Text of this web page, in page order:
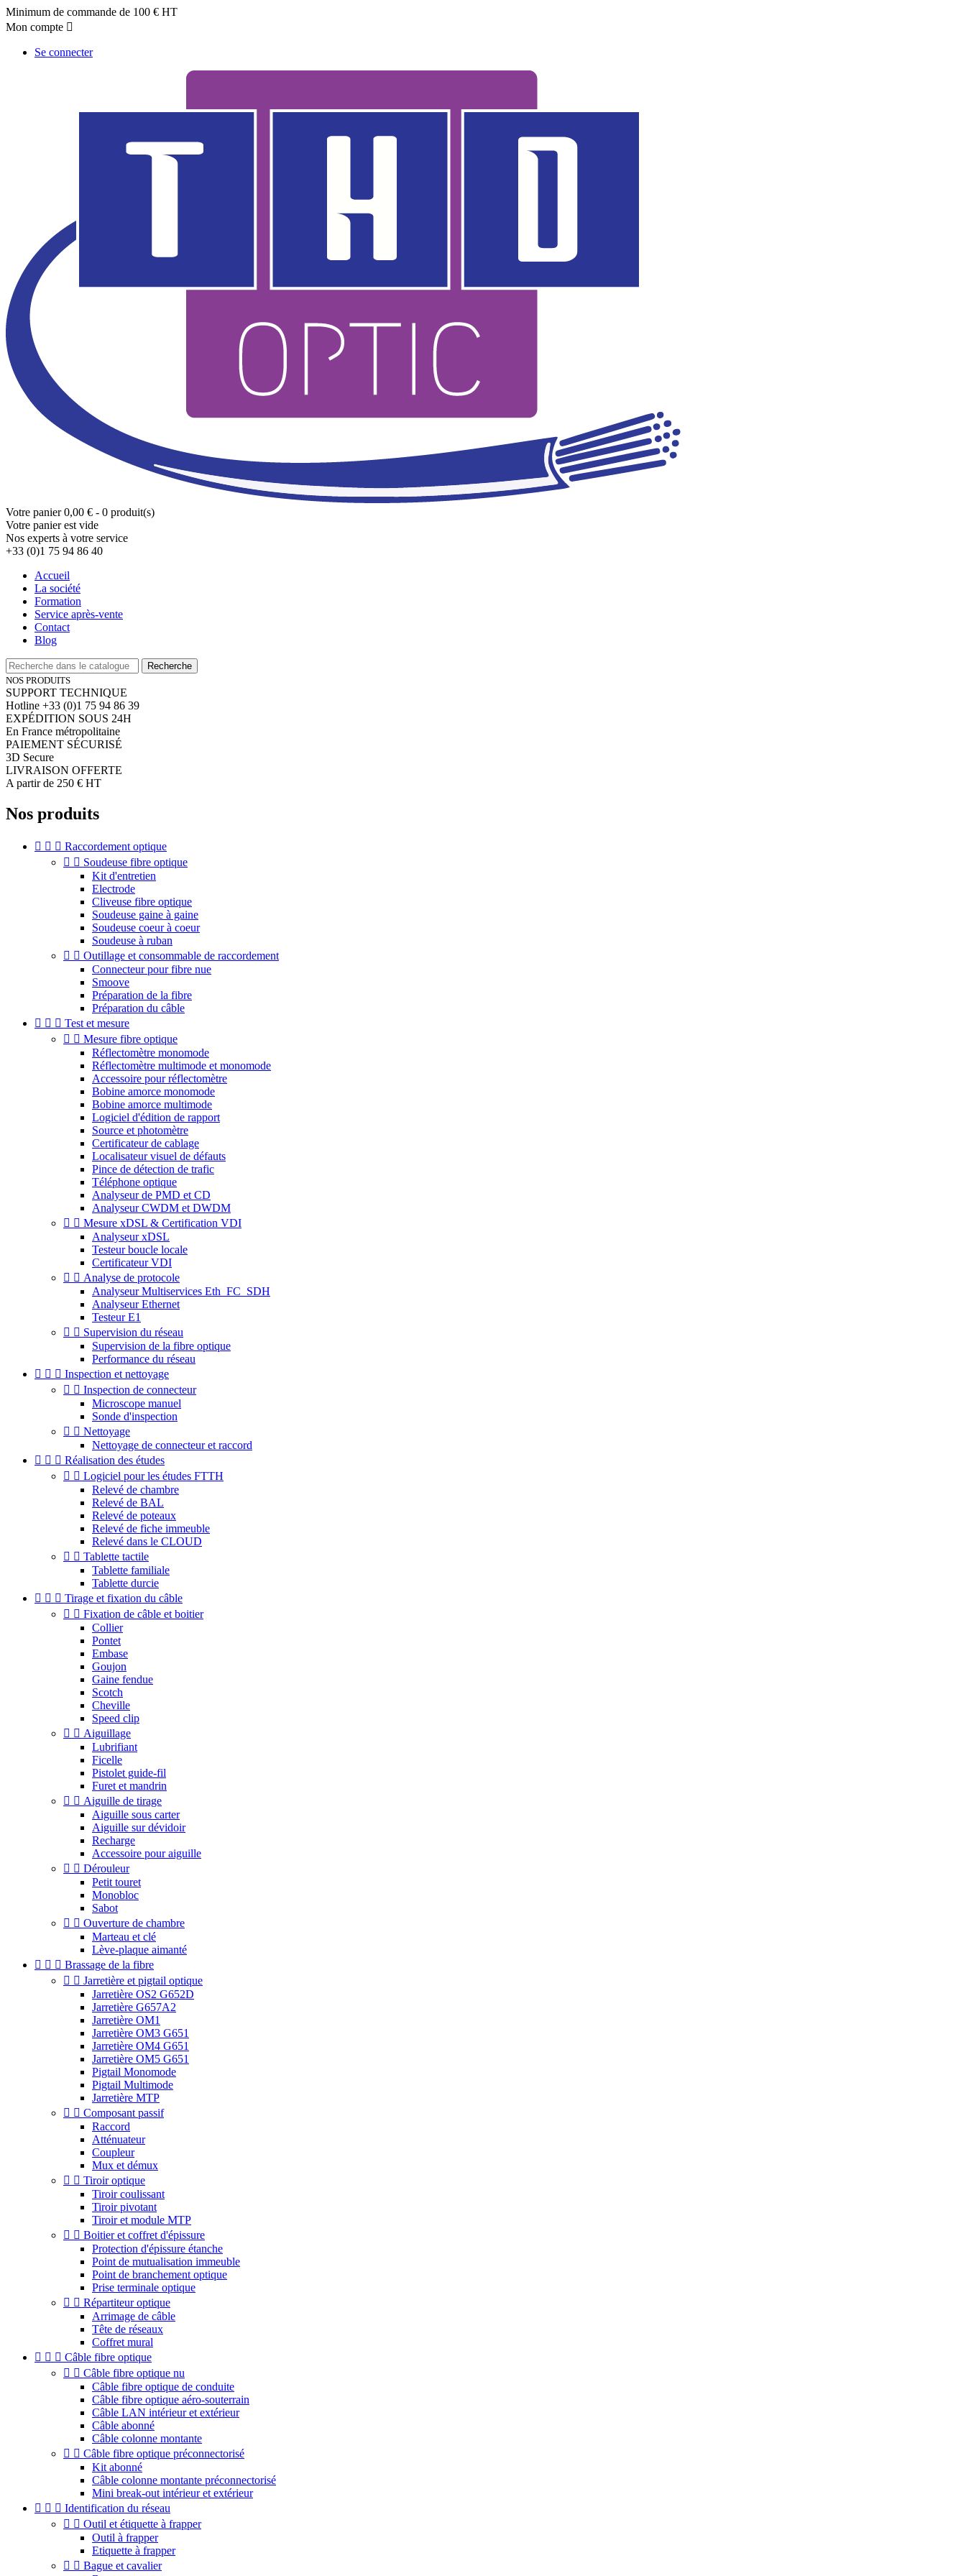
Minimum de commande de 100 € HT
Mon compte 
Se connecter
Votre panier 0,00 € - 0 produit(s)
Votre panier est vide
Nos experts à votre service
+33 (0)1 75 94 86 40
Accueil
La société
Formation
Service après-vente
Contact
Blog
Recherche
NOS PRODUITS
SUPPORT TECHNIQUE
Hotline +33 (0)1 75 94 86 39
EXPÉDITION SOUS 24H
En France métropolitaine
PAIEMENT SÉCURISÉ
3D Secure
LIVRAISON OFFERTE
A partir de 250 € HT
Nos produits
   Raccordement optique
  Soudeuse fibre optique
Kit d'entretien
Electrode
Cliveuse fibre optique
Soudeuse gaine à gaine
Soudeuse coeur à coeur
Soudeuse à ruban
  Outillage et consommable de raccordement
Connecteur pour fibre nue
Smoove
Préparation de la fibre
Préparation du câble
   Test et mesure
  Mesure fibre optique
Réflectomètre monomode
Réflectomètre multimode et monomode
Accessoire pour réflectomètre
Bobine amorce monomode
Bobine amorce multimode
Logiciel d'édition de rapport
Source et photomètre
Certificateur de cablage
Localisateur visuel de défauts
Pince de détection de trafic
Téléphone optique
Analyseur de PMD et CD
Analyseur CWDM et DWDM
  Mesure xDSL & Certification VDI
Analyseur xDSL
Testeur boucle locale
Certificateur VDI
  Analyse de protocole
Analyseur Multiservices Eth_FC_SDH
Analyseur Ethernet
Testeur E1
  Supervision du réseau
Supervision de la fibre optique
Performance du réseau
   Inspection et nettoyage
  Inspection de connecteur
Microscope manuel
Sonde d'inspection
  Nettoyage
Nettoyage de connecteur et raccord
   Réalisation des études
  Logiciel pour les études FTTH
Relevé de chambre
Relevé de BAL
Relevé de poteaux
Relevé de fiche immeuble
Relevé dans le CLOUD
  Tablette tactile
Tablette familiale
Tablette durcie
   Tirage et fixation du câble
  Fixation de câble et boitier
Collier
Pontet
Embase
Goujon
Gaine fendue
Scotch
Cheville
Speed clip
  Aiguillage
Lubrifiant
Ficelle
Pistolet guide-fil
Furet et mandrin
  Aiguille de tirage
Aiguille sous carter
Aiguille sur dévidoir
Recharge
Accessoire pour aiguille
  Dérouleur
Petit touret
Monobloc
Sabot
  Ouverture de chambre
Marteau et clé
Lève-plaque aimanté
   Brassage de la fibre
  Jarretière et pigtail optique
Jarretière OS2 G652D
Jarretière G657A2
Jarretière OM1
Jarretière OM3 G651
Jarretière OM4 G651
Jarretière OM5 G651
Pigtail Monomode
Pigtail Multimode
Jarretière MTP
  Composant passif
Raccord
Atténuateur
Coupleur
Mux et démux
  Tiroir optique
Tiroir coulissant
Tiroir pivotant
Tiroir et module MTP
  Boitier et coffret d'épissure
Protection d'épissure étanche
Point de mutualisation immeuble
Point de branchement optique
Prise terminale optique
  Répartiteur optique
Arrimage de câble
Tête de réseaux
Coffret mural
   Câble fibre optique
  Câble fibre optique nu
Câble fibre optique de conduite
Câble fibre optique aéro-souterrain
Câble LAN intérieur et extérieur
Câble abonné
Câble colonne montante
  Câble fibre optique préconnectorisé
Kit abonné
Câble colonne montante préconnectorisé
Mini break-out intérieur et extérieur
   Identification du réseau
  Outil et étiquette à frapper
Outil à frapper
Etiquette à frapper
  Bague et cavalier